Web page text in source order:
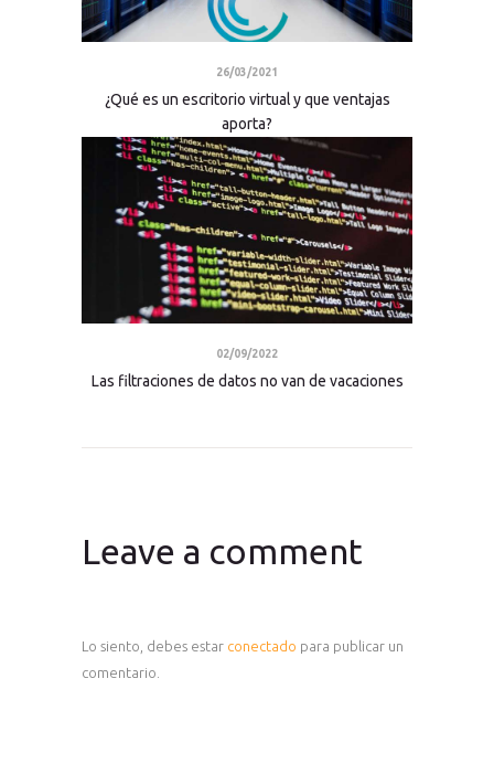
26/03/2021
¿Qué es un escritorio virtual y que ventajas
aporta?
02/09/2022
Las filtraciones de datos no van de vacaciones
Leave a comment
Lo siento, debes estar conectado para publicar un
comentario.